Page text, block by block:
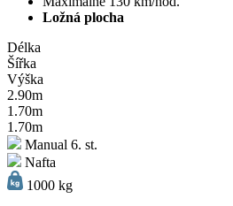
Ložná plocha
Délka
Šířka
Výška
2.90m
1.70m
1.70m
Manual 6. st.
Nafta
1000 kg